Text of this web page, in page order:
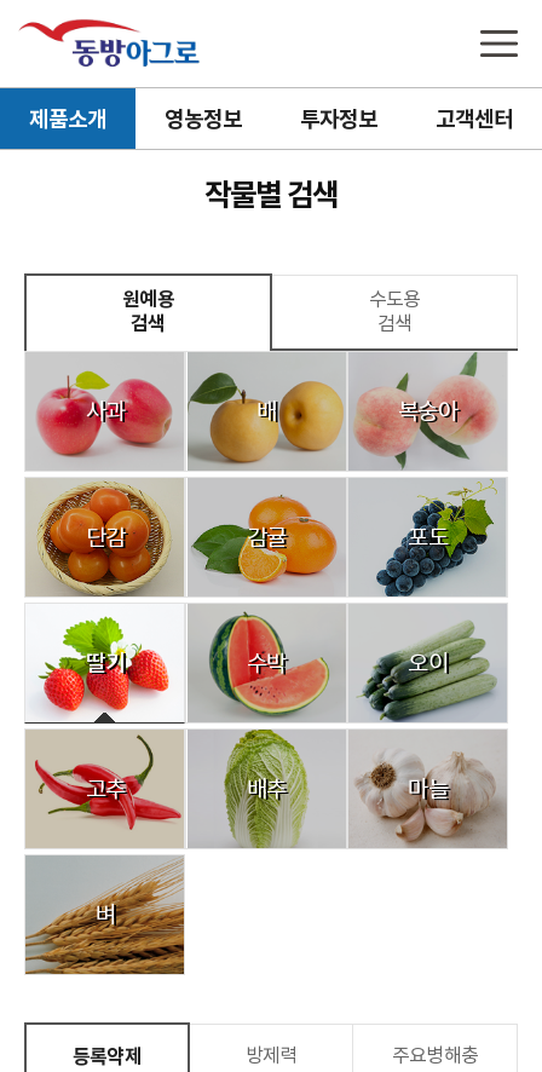
제품소개 영농정보 투자정보 고객센터
작물별 검색
원예용
검색
수도용
검색
사과 배 복숭아
단감 감귤 포도
딸기 수박 오이
고추 배추 마늘
벼
등록약제 방제력 주요병해충